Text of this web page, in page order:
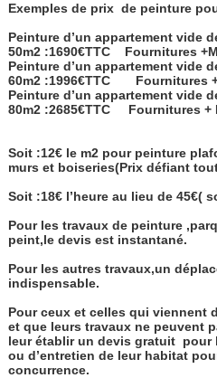
Exemples de prix de peinture
Peinture d’un appartement vide
50m2 :1690€TTC
Fournitures
Peinture d’un appartement vide
60m2 :1996€TTC
Fournitures
Peinture d’un appartement vide
80m2 :2685€TTC
Fournitures +
Soit :12€ le m2 pour peinture
murs et boiseries(Prix défiant
Soit :18€ l’heure au lieu de 45€(
Pour les travaux de peinture
peint,le devis est instantané.
Pour les autres travaux,un
indispensable.
Pour ceux et celles qui viennent
et que leurs travaux ne peuvent
leur établir un devis gratuit pour
ou d’entretien de leur habitat
concurrence.